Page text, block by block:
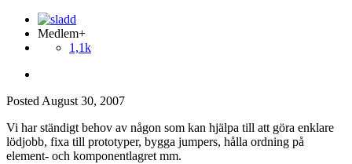
Medlem+
1,1k
Posted August 30, 2007
Vi har ständigt behov av någon som kan hjälpa till att göra enklare
lödjobb, fixa till prototyper, bygga jumpers, hålla ordning på
element- och komponentlagret mm.